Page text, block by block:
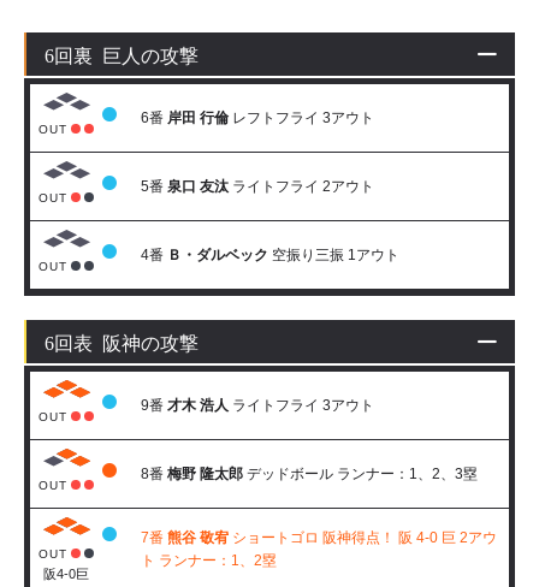
6回裏 巨人の攻撃
OUT
6番 岸田 行倫 レフトフライ 3アウト
OUT
5番 泉口 友汰 ライトフライ 2アウト
OUT
4番 Ｂ・ダルベック 空振り三振 1アウト
6回表 阪神の攻撃
OUT
9番 才木 浩人 ライトフライ 3アウト
OUT
8番 梅野 隆太郎 デッドボール ランナー：1、2、3塁
OUT
阪4-0巨
7番 熊谷 敬宥 ショートゴロ 阪神得点！ 阪 4-0 巨 2アウ
ト ランナー：1、2塁